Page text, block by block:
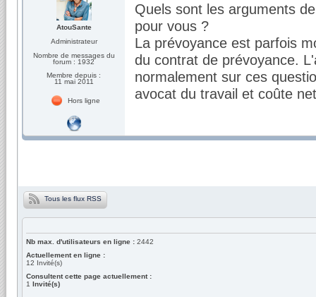
AtouSante
Administrateur
Nombre de messages du
forum : 1932
Membre depuis :
11 mai 2011
Hors ligne
Quels sont les arguments
pour vous ?
La prévoyance est parfois
du contrat de prévoyance.
normalement sur ces
avocat du travail et coûte
Tous les flux RSS
Nb max. d'utilisateurs en ligne : 2442
Actuellement en ligne :
12 Invité(s)
Consultent cette page actuellement :
1 Invité(s)